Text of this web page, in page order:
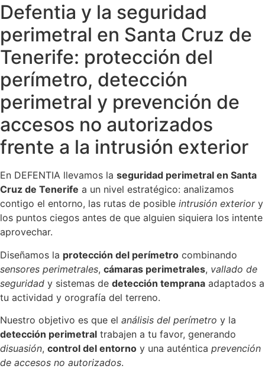
Defentia y la seguridad
perimetral en Santa Cruz de
Tenerife: protección del
perímetro, detección
perimetral y prevención de
accesos no autorizados
frente a la intrusión exterior
En DEFENTIA llevamos la seguridad perimetral en Santa
Cruz de Tenerife a un nivel estratégico: analizamos
contigo el entorno, las rutas de posible intrusión exteriory
los puntos ciegos antes de que alguien siquiera los intente
aprovechar.
Diseñamos la protección del perímetro combinando
sensores perimetrales, cámaras perimetrales, vallado de
seguridad y sistemas de detección temprana adaptados a
tu actividad y orografía del terreno.
Nuestro objetivo es que el análisis del perímetro y la
detección perimetral trabajen a tu favor, generando
disuasión, control del entorno y una auténtica prevención
de accesos no autorizados.